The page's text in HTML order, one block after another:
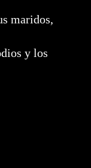
maridos,
y los